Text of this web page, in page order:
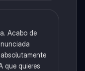
Acabo de
que quieres